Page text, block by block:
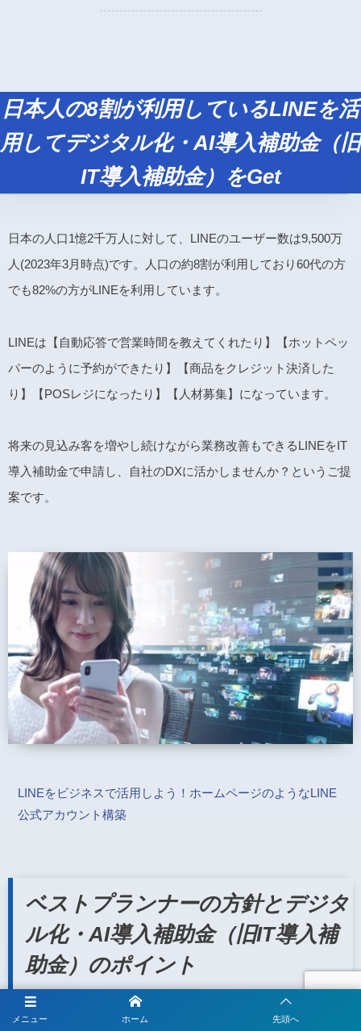
日本人の8割が利用しているLINEを活
用してデジタル化・AI導入補助金（旧
IT導入補助金）をGet
日本の人口1憶2千万人に対して、LINEのユーザー数は9,500万
人(2023年3月時点)です。人口の約8割が利用しており60代の方
でも82%の方がLINEを利用しています。
LINEは【自動応答で営業時間を教えてくれたり】【ホットペッ
パーのように予約ができたり】【商品をクレジット決済した
り】【POSレジになったり】【人材募集】になっています。
将来の見込み客を増やし続けながら業務改善もできるLINEをIT
導入補助金で申請し、自社のDXに活かしませんか？というご提
案です。
LINEをビジネスで活用しよう！ホームページのようなLINE
公式アカウント構築
ベストプランナーの方針とデジタ
ル化・AI導入補助金（旧IT導入補
助金）のポイント
ベストプランナー合同会社では、企業の方が最適なITツールを
メニュー ホーム 先頭へ